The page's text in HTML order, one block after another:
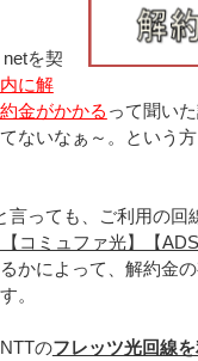
を契
に解
金がかかる って聞い
ないなぁ～。という
言っても、ご利用の回
コミュファ光】【
かによって、解約金
。
のフレッツ光回線